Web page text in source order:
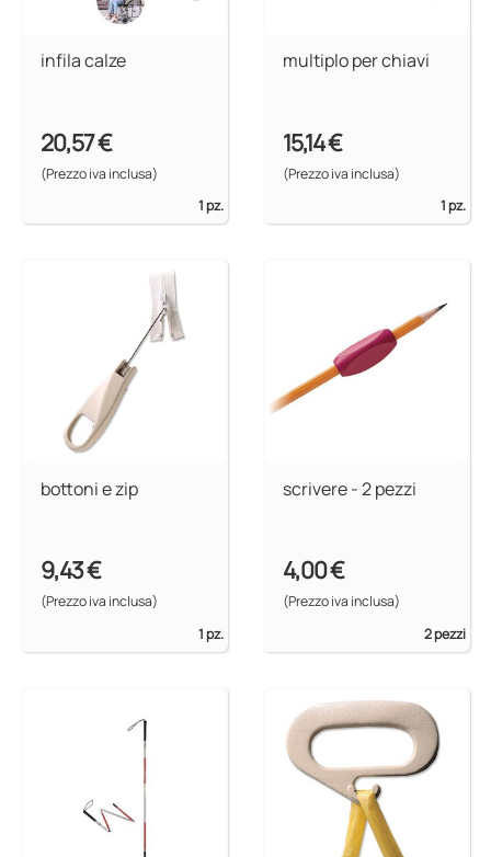
infila calze
20,57 €
(Prezzo iva inclusa)
1 pz.
multiplo per chiavi
15,14 €
(Prezzo iva inclusa)
1 pz.
bottoni e zip
9,43 €
(Prezzo iva inclusa)
1 pz.
scrivere - 2 pezzi
4,00 €
(Prezzo iva inclusa)
2 pezzi